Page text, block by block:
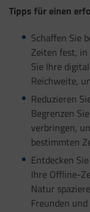
Tipps für einen
Schaffen Sie
Zeiten fest, in
Sie Ihre
Reichweite,
Reduzieren
Begrenzen
verbringen,
bestimmten
Entdecken
Ihre Offline-
Natur
Freunden